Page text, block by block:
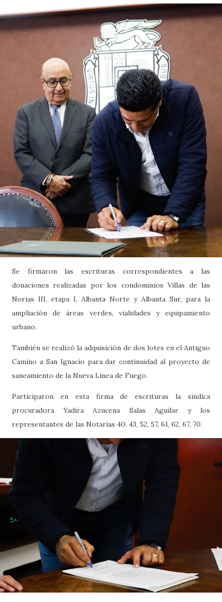
Se firmaron las escrituras correspondientes a las
donaciones realizadas por los condominios Villas de las
Norias III, etapa I, Albanta Norte y Albanta Sur, para la
ampliación de áreas verdes, vialidades y equipamiento
urbano.
También se realizó la adquisición de dos lotes en el Antiguo
Camino a San Ignacio para dar continuidad al proyecto de
saneamiento de la Nueva Línea de Fuego.
Participaron en esta firma de escrituras la síndica
procuradora Yadira Azucena Salas Aguilar y los
representantes de las Notarías 40, 43, 52, 57, 61, 62, 67, 70.